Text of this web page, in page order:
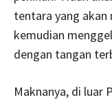
tentara yang
kemudian
dengan tangan
Maknanya, di luar